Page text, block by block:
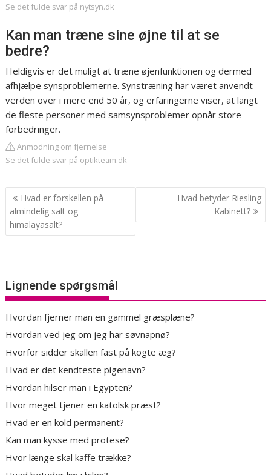
Se det fulde svar på nytsyn.dk
Kan man træne sine øjne til at se
bedre?
Heldigvis er det muligt at træne øjenfunktionen og dermed
afhjælpe synsproblemerne. Synstræning har været anvendt
verden over i mere end 50 år, og erfaringerne viser, at langt
de fleste personer med samsynsproblemer opnår store
forbedringer.
Anmodning om fjernelse
Se det fulde svar på optikteam.dk
Indlægsnavigation
Hvad er forskellen på
almindelig salt og
himalayasalt?
Hvad betyder Riesling
Kabinett?
Lignende spørgsmål
Hvordan fjerner man en gammel græsplæne?
Hvordan ved jeg om jeg har søvnapnø?
Hvorfor sidder skallen fast på kogte æg?
Hvad er det kendteste pigenavn?
Hvordan hilser man i Egypten?
Hvor meget tjener en katolsk præst?
Hvad er en kold permanent?
Kan man kysse med protese?
Hvor længe skal kaffe trække?